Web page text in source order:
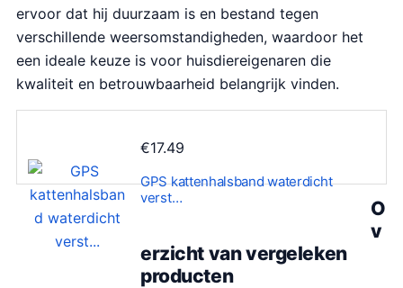
ervoor dat hij duurzaam is en bestand tegen
verschillende weersomstandigheden, waardoor het
een ideale keuze is voor huisdiereigenaren die
kwaliteit en betrouwbaarheid belangrijk vinden.
€17.49
GPS kattenhalsband waterdicht
verst…
O
v
erzicht van vergeleken
producten